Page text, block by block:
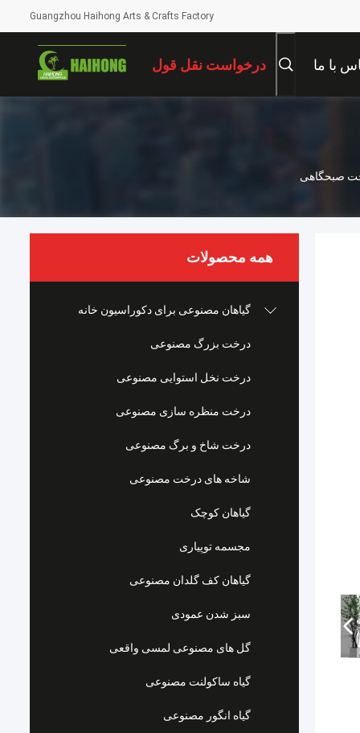
Guangzhou Haihong Arts & Crafts Factory
با ما درخواست نقل قول
صبحگاهی
همه محصولات
گیاهان مصنوعی برای دکوراسیون خانه
درخت بزرگ مصنوعی
درخت نخل استوایی مصنوعی
درخت منظره سازی مصنوعی
درخت شاخ و برگ مصنوعی
شاخه های درخت مصنوعی
گیاهان کوچک
مجسمه توپیاری
گیاهان کف گلدان مصنوعی
سبز شدن عمودی
گل های مصنوعی لمسی واقعی
گیاه ساکولنت مصنوعی
گیاه انگور مصنوعی